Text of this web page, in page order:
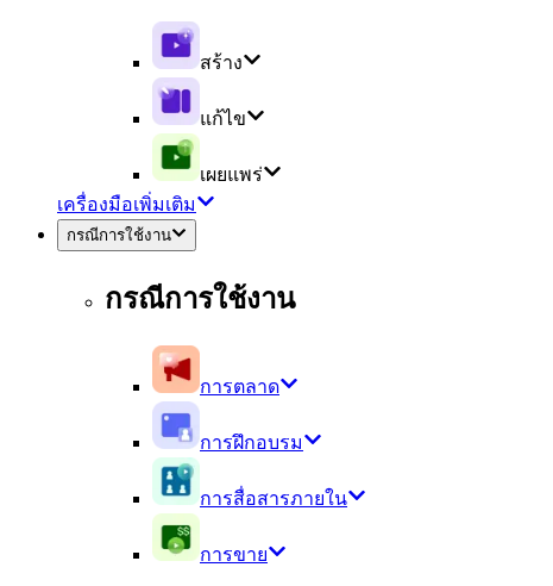
สร้าง
แก้ไข
เผยแพร่
เครื่องมือเพิ่มเติม
กรณีการใช้งาน
กรณีการใช้งาน
การตลาด
การฝึกอบรม
การสื่อสารภายใน
การขาย